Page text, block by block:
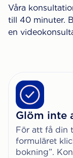
Våra
till 40 minuter.
en
Glöm inte
För att få din
formuläret
bokning”.